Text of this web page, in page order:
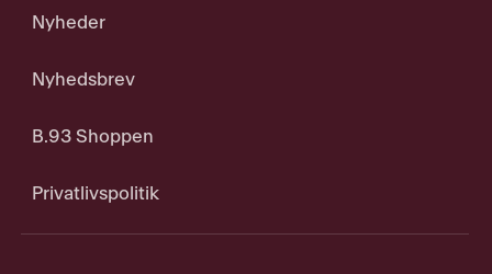
Nyheder
Nyhedsbrev
B.93 Shoppen
Privatlivspolitik